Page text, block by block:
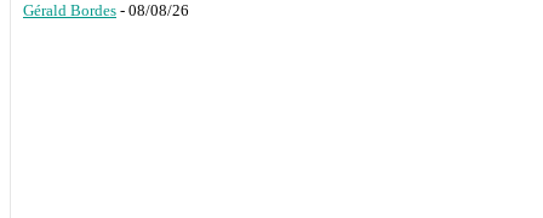
Gérald Bordes - 08/08/26